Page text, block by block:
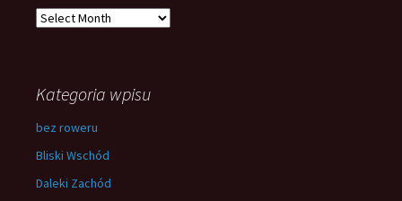
Archives
Kategoria wpisu
bez roweru
Bliski Wschód
Daleki Zachód